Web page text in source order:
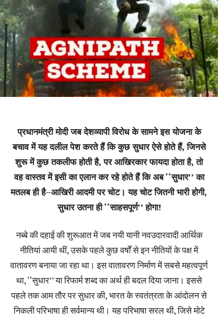
प्रधानमंत्री मोदी जब देशव्यापी विरोध के सामने इस योजना के
बचाव में यह दलील पेश करते हैं कि कुछ सुधार ऐसे होते हैं, जिनसे
शुरू में कुछ तकलीफ होती है, पर आखिरकार फायदा होता है, तो
वह वास्तव में इसी का एलान कर रहे होते हैं कि अब ‘‘सुधार’’ का
मतलब ही है–आखिरी आदमी पर चोट। यह चोट जितनी भारी होगी,
सुधार उतना ही ‘‘साहसपूर्ण’’ होगा!
नब्बे की दहाई की शुरूआत में जब नयी यानी नवउदारवादी आर्थिक
नीतियां आयी थीं, उसके पहले कुछ वर्षों से इन नीतियों के पक्ष में
वातावरण बनाया जा रहा था। इस वातावरण निर्माण में सबसे महत्वपूर्ण
था, ‘‘सुधार’’ या रिफार्म शब्द का अर्थ ही बदल दिया जाना। इससे
पहले तक आम तौर पर सुधार की, भारत के स्वतंत्रता के आंदोलन से
निकली परिभाषा ही सर्वमान्य थी। यह परिभाषा सरल थी, जिसे मोटे